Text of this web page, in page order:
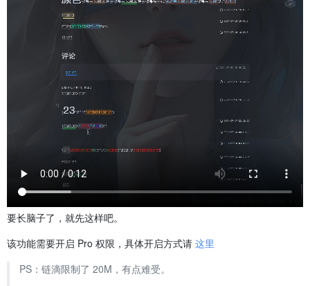
要长脑子了，就先这样吧。
该功能需要开启 Pro 权限，具体开启方式请 这里
PS：链滴限制了 20M，有点难受。